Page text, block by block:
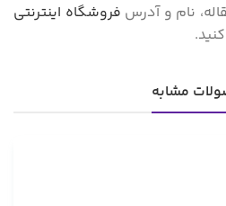
نام و آدرس فروشگاه اینترنتی
مشابه